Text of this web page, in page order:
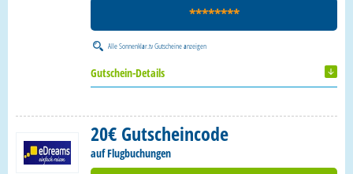
********
AlleSonnenklar.tv Gutscheineanzeigen
Gutschein-Details
20€ Gutscheincode
auf Flugbuchungen